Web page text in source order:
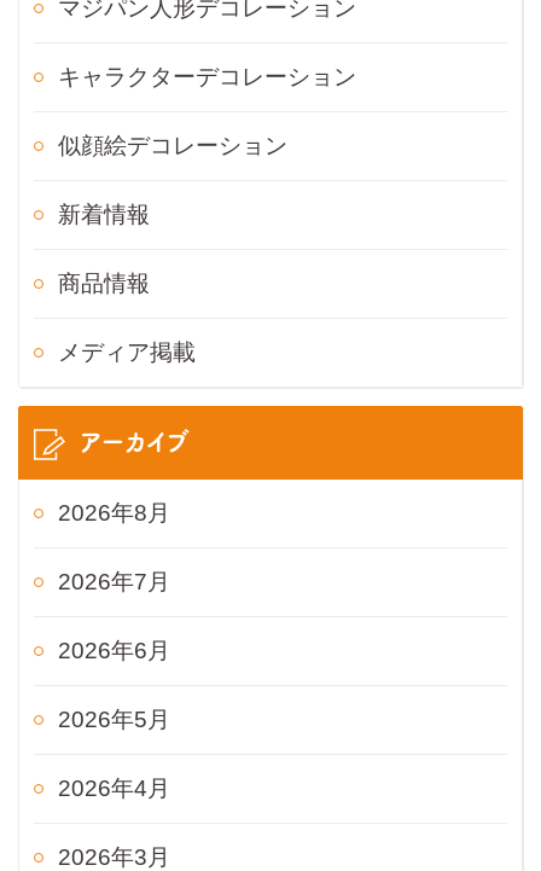
マジパン人形デコレーション
キャラクターデコレーション
似顔絵デコレーション
新着情報
商品情報
メディア掲載
アーカイブ
2026年8月
2026年7月
2026年6月
2026年5月
2026年4月
2026年3月